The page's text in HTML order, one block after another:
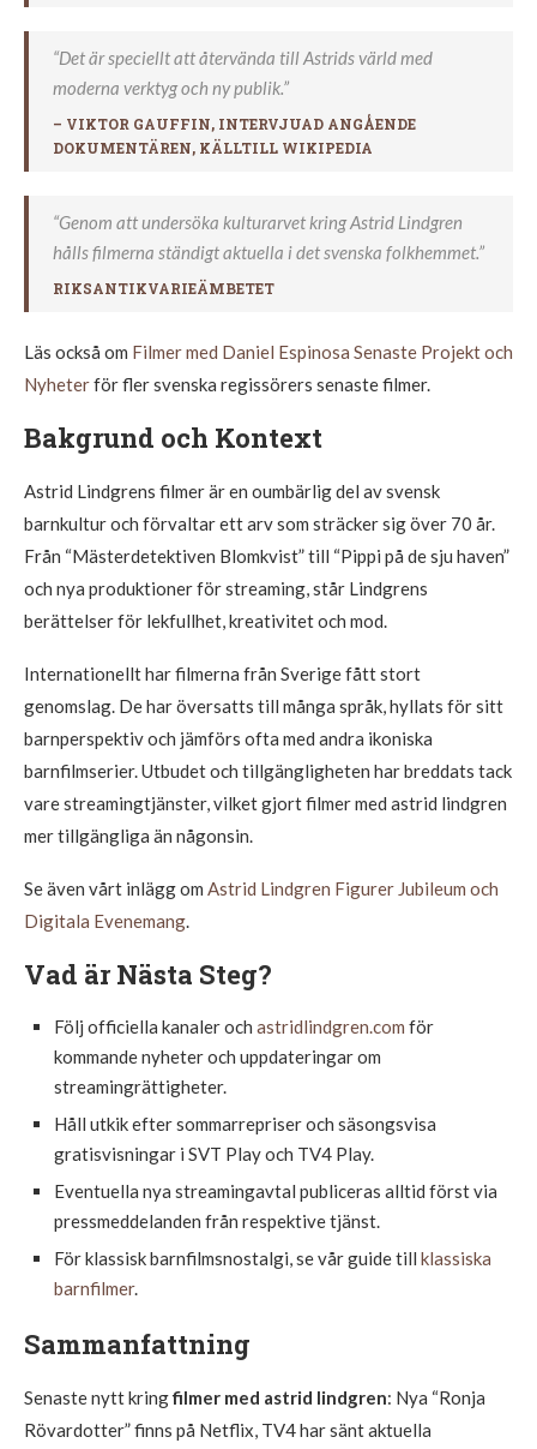
“Det är speciellt att återvända till Astrids värld med
moderna verktyg och ny publik.”
– VIKTOR GAUFFIN, INTERVJUAD ANGÅENDE
DOKUMENTÄREN, KÄLLTILL WIKIPEDIA
“Genom att undersöka kulturarvet kring Astrid Lindgren
hålls filmerna ständigt aktuella i det svenska folkhemmet.”
RIKSANTIKVARIEÄMBETET
Läs också om Filmer med Daniel Espinosa Senaste Projekt och
Nyheterför fler svenska regissörers senaste filmer.
Bakgrund och Kontext
Astrid Lindgrens filmer är en oumbärlig del av svensk
barnkultur och förvaltar ett arv som sträcker sig över 70 år.
Från “Mästerdetektiven Blomkvist” till “Pippi på de sju haven”
och nya produktioner för streaming, står Lindgrens
berättelser för lekfullhet, kreativitet och mod.
Internationellt har filmerna från Sverige fått stort
genomslag. De har översatts till många språk, hyllats för sitt
barnperspektiv och jämförs ofta med andra ikoniska
barnfilmserier. Utbudet och tillgängligheten har breddats tack
vare streamingtjänster, vilket gjort filmer med astrid lindgren
mer tillgängliga än någonsin.
Se även vårt inlägg om Astrid Lindgren Figurer Jubileum och
Digitala Evenemang.
Vad är Nästa Steg?
Följ officiella kanaler och astridlindgren.com för
kommande nyheter och uppdateringar om
streamingrättigheter.
Håll utkik efter sommarrepriser och säsongsvisa
gratisvisningar i SVT Play och TV4 Play.
Eventuella nya streamingavtal publiceras alltid först via
pressmeddelanden från respektive tjänst.
För klassisk barnfilmsnostalgi, se vår guide till klassiska
barnfilmer.
Sammanfattning
Senaste nytt kringfilmer med astrid lindgren: Nya “Ronja
Rövardotter” finns på Netflix, TV4 har sänt aktuella